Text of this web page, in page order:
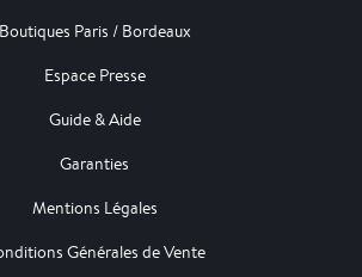
Boutiques Paris / Bordeaux
Espace Presse
Guide & Aide
Garanties
Mentions Légales
Générales de Vente